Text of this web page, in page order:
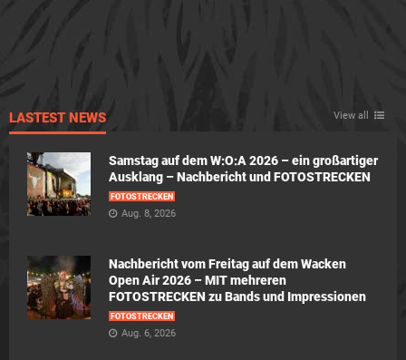
LASTEST NEWS View all
Samstag auf dem W:O:A 2026 – ein großartiger
Ausklang – Nachbericht und FOTOSTRECKEN
FOTOSTRECKEN
Aug. 8, 2026
Nachbericht vom Freitag auf dem Wacken
Open Air 2026 – MIT mehreren
FOTOSTRECKEN zu Bands und Impressionen
FOTOSTRECKEN
Aug. 6, 2026